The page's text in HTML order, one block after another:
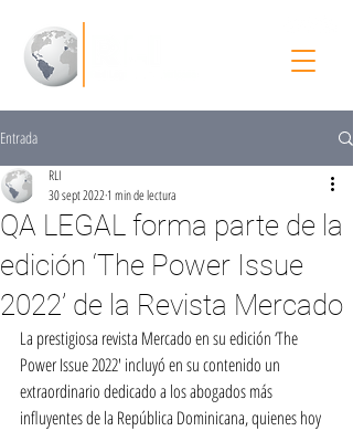
Entrada
QA LEGAL forma parte de la
edición ‘The Power Issue
2022’ de la Revista Mercado
RLI
30 sept 20221 min de lectura
La prestigiosa revista Mercado en su edición ‘The
Power Issue 2022′ incluyó en su contenido un
extraordinario dedicado a los abogados más
influyentes de la República Dominicana, quienes hoy